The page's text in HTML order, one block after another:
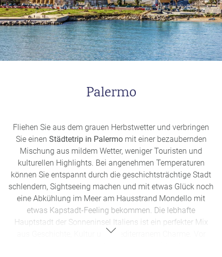
vielen Holzstege trocken. Am 21. November jeden Jahres
wird in Venedig dieFesta della Madonna della Salute,die
Madonna der Gesundheit, gefeiert. Dieses religiöse Ereignis
wird nicht nur von den Venezianern, sondern auch von
zahlreichen Pilgern zelebriert, die sich jedes Jahr zur
die den Canal Grande durchquert und der Stadtbezirk San
Venedig und erkunden Sie in Ruhe die nebelverhangenen
Kanäle, als auch die historischen Gebäude.
Palermo
Fliehen Sie aus dem grauen Herbstwetter und verbringen
Sie einen Städtetrip in Palermo mit einer bezaubernden
Mischung aus mildem Wetter, weniger Touristen und
kulturellen Highlights. Bei angenehmen Temperaturen
können Sie entspannt durch die geschichtsträchtige Stadt
schlendern, Sightseeing machen und mit etwas Glück noch
eine Abkühlung im Meer am Hausstrand Mondello mit
etwas Kapstadt-Feeling bekommen. Die lebhafte
Hauptstadt der Sonneninsel Italiens ist ein perfekter Mix
aus Geschichte, Kultur und mediterranem Charme. Vor